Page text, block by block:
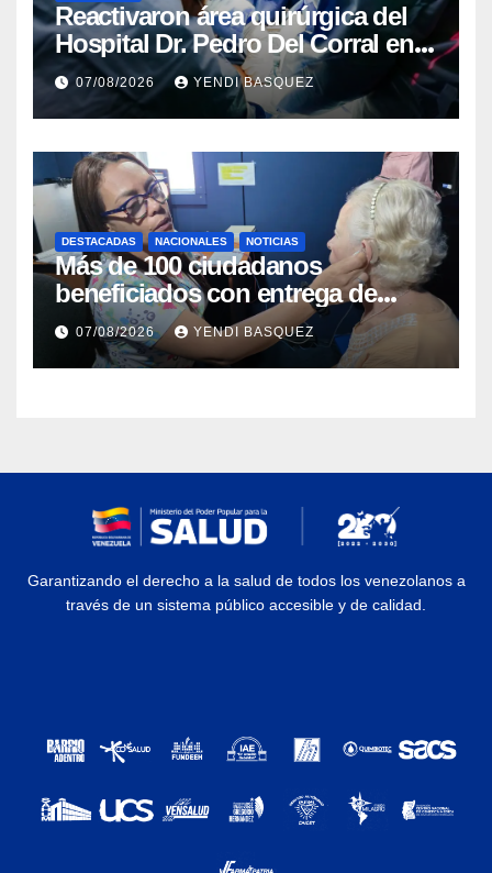
Reactivaron área quirúrgica del
Hospital Dr. Pedro Del Corral en
Guárico
07/08/2026 YENDI BASQUEZ
DESTACADAS NACIONALES NOTICIAS
Más de 100 ciudadanos
beneficiados con entrega de
prótesis auditivas en el Centro de
Rehabilitación J.J. Arvelo
07/08/2026 YENDI BASQUEZ
Garantizando el derecho a la salud de todos los venezolanos a
través de un sistema público accesible y de calidad.